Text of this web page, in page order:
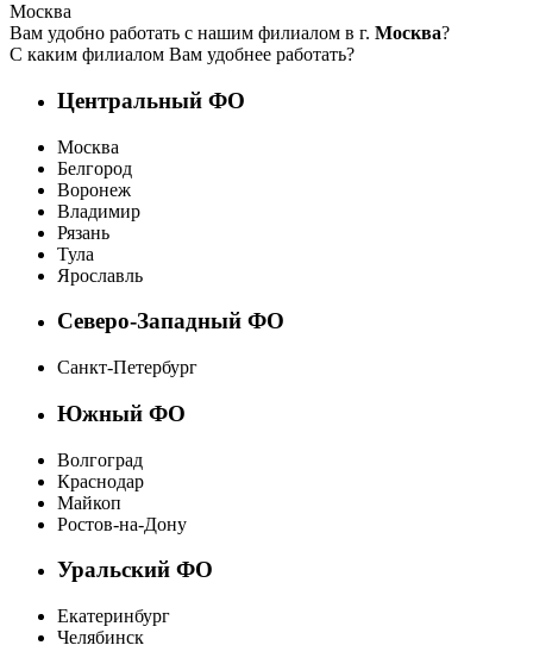
Москва
Вам удобно работать с нашим филиалом в г. Москва?
С каким филиалом Вам удобнее работать?
Центральный ФО
Москва
Белгород
Воронеж
Владимир
Рязань
Тула
Ярославль
Северо-Западный ФО
Санкт-Петербург
Южный ФО
Волгоград
Краснодар
Майкоп
Ростов-на-Дону
Уральский ФО
Екатеринбург
Челябинск